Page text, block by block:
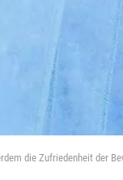
die Zufriedenheit der